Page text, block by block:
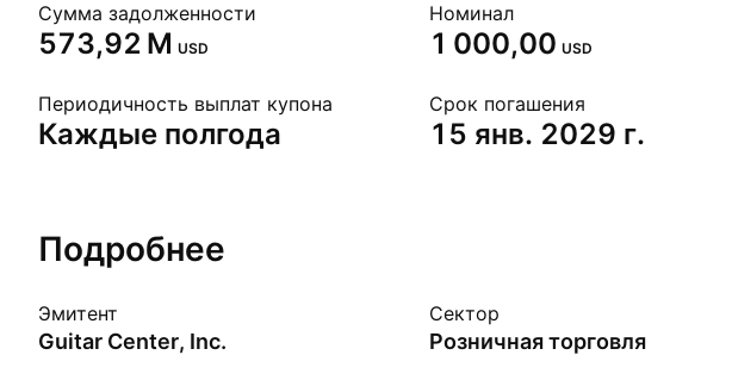
Cумма задолженности
‪573,92 M‬ USD
Номинал
1 000,00 USD
Периодичность выплат купона
Каждые полгода
Срок погашения
15 янв. 2029 г.
Подробнее
Эмитент
Guitar Center, Inc.
Сектор
Розничная торговля